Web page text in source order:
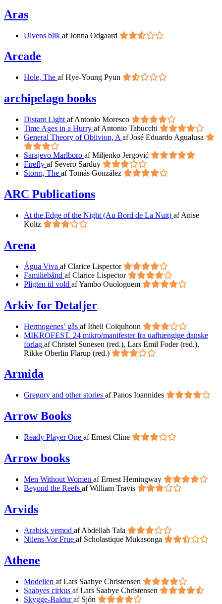
Aras
Ulvens blik af Jonna Odgaard
Arcade
Hole, The af Hye-Young Pyun
archipelago books
Distant Light af Antonio Moresco
Time Ages in a Hurry af Antonio Tabucchi
General Theory of Oblivion, A af José Eduardo Agualusa
Sarajevo Marlboro af Miljenko Jergović
Firefly af Severo Sarduy
Storm, The af Tomás González
ARC Publications
At the Edge of the Night (Au Bord de La Nuit) af Anise
Koltz
Arena
Água Viva af Clarice Lispector
Familiebånd af Clarice Lispector
Pligten til vold af Yambo Ouologuem
Arkiv for Detaljer
Hermogenes’ gås af Ithell Colquhoun
MIKROFEST. 24 mikro/manifester fra uafhængige danske
forlag af Christel Sunesen (red.), Lars Emil Foder (red.),
Rikke Oberlin Flarup (red.)
Armida
Gregory and other stories af Panos Ioannides
Arrow Books
Ready Player One af Ernest Cline
Arrow books
Men Without Women af Ernest Hemingway
Beyond the Reefs af William Travis
Arvids
Arabisk vemod af Abdellah Taïa
Nilens Vor Frue af Scholastique Mukasonga
Athene
Modellen af Lars Saabye Christensen
Saabyes cirkus af Lars Saabye Christensen
Skygge-Balduraf Sjón